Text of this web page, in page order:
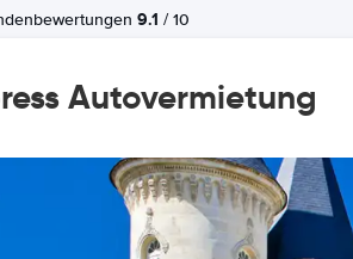
9.1 / 10
Autovermietung